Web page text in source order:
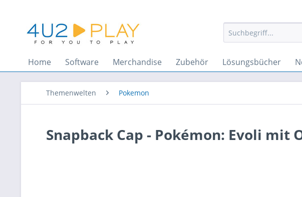
Home Software Merchandise Zubehör Lösungsbücher
Themenwelten Pokemon
Snapback Cap - Pokémon: Evoli mit